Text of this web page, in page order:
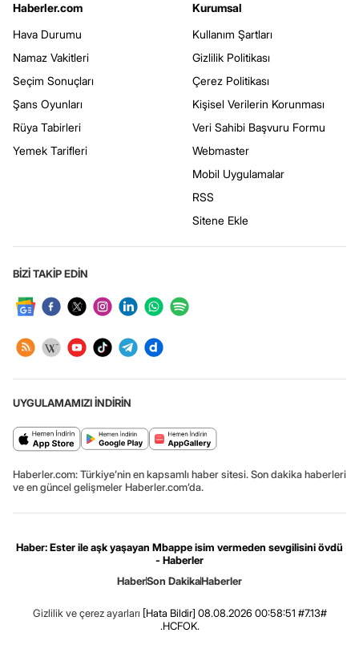
Haberler.com
Hava Durumu
Namaz Vakitleri
Seçim Sonuçları
Şans Oyunları
Rüya Tabirleri
Yemek Tarifleri
Kurumsal
Kullanım Şartları
Gizlilik Politikası
Çerez Politikası
Kişisel Verilerin Korunması
Veri Sahibi Başvuru Formu
Webmaster
Mobil Uygulamalar
RSS
Sitene Ekle
BİZİ TAKİP EDİN
UYGULAMAMIZI İNDİRİN
Haberler.com: Türkiye’nin en kapsamlı haber sitesi. Son dakika haberleri
ve en güncel gelişmeler Haberler.com’da.
Haber: Ester ile aşk yaşayan Mbappe isim vermeden sevgilisini övdü
- Haberler
HaberSon DakikaHaberler
Gizlilik ve çerez ayarları [Hata Bildir] 08.08.2026 00:58:51 #7.13#
.HCFOK.